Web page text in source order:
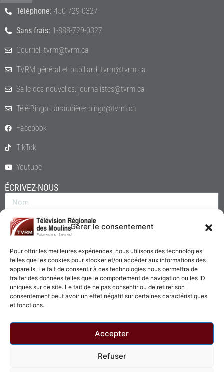
Gérer le consentement
Pour offrir les meilleures expériences, nous utilisons des technologies
telles que les cookies pour stocker et/ou accéder aux informations des
appareils. Le fait de consentir à ces technologies nous permettra de
traiter des données telles que le comportement de navigation ou les ID
uniques sur ce site. Le fait de ne pas consentir ou de retirer son
consentement peut avoir un effet négatif sur certaines caractéristiques
et fonctions.
Accepter
Refuser
Téléphone: 450-729-0327
Sans frais: 1-888-729-0327
Courriel: tvrm@tvrm.ca
TVRM général et babillard: tvrm@tvrm.ca
Salle des nouvelles: journalistes@tvrm.ca
Télé-Bingo Lanaudière: bingo@tvrm.ca
Facebook
TikTok
Youtube
ÉCRIVEZ-NOUS